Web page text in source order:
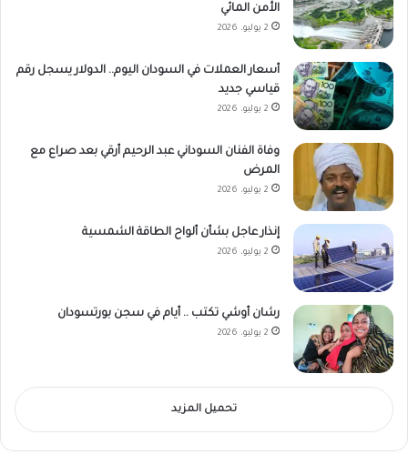
الأمن المائي
2 يوليو، 2026
أسعار العملات في السودان اليوم.. الدولار يسجل رقم
قياسي جديد
2 يوليو، 2026
وفاة الفنان السوداني عبد الرحيم أرقي بعد صراع مع
المرض
2 يوليو، 2026
إنذار عاجل بشأن ألواح الطاقة الشمسية
2 يوليو، 2026
رشان أوشي تكتب .. أيام في سجن بورتسودان
2 يوليو، 2026
تحميل المزيد